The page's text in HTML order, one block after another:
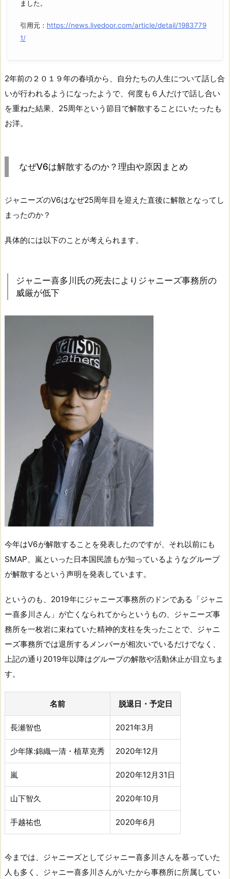
ました。
引用元： https://news.livedoor.com/article/detail/1983779
1/
2年前の２０１９年の春頃から、自分たちの人生について話し合
いが行われるようになったようで、何度も６人だけで話し合い
を重ねた結果、25周年という節目で解散することにいたったも
お洋。
なぜV6は解散するのか？理由や原因まとめ
ジャニーズのV6はなぜ25周年目を迎えた直後に解散となってし
まったのか？
具体的には以下のことが考えられます。
ジャニー喜多川氏の死去によりジャニーズ事務所の
威厳が低下
今年はV6が解散することを発表したのですが、それ以前にも
SMAP、嵐といった日本国民誰もが知っているようなグループ
が解散するという声明を発表しています。
というのも、2019年にジャニーズ事務所のドンである「ジャニ
ー喜多川さん」が亡くなられてからというもの、ジャニーズ事
務所を一枚岩に束ねていた精神的支柱を失ったことで、ジャニ
ーズ事務所では退所するメンバーが相次いでいるだけでなく、
上記の通り2019年以降はグループの解散や活動休止が目立ちま
す。
名前 脱退日・予定日
長瀬智也 2021年3月
少年隊:錦織一清・植草克秀 2020年12月
嵐 2020年12月31日
山下智久 2020年10月
手越祐也 2020年6月
今までは、ジャニーズとしてジャニー喜多川さんを慕っていた
人も多く、ジャニー喜多川さんがいたから事務所に所属してい